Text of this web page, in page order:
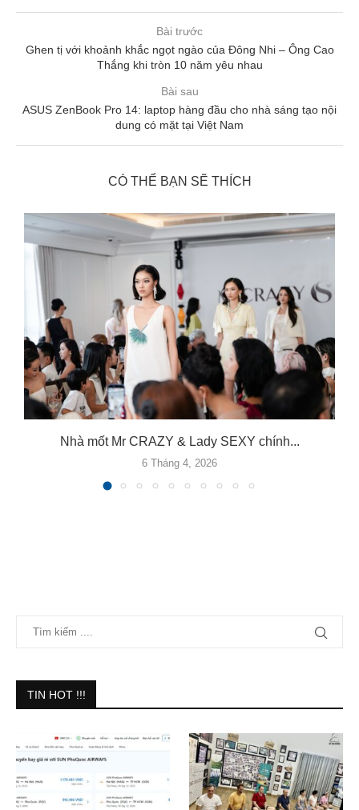
Bài trước
Ghen tị với khoảnh khắc ngọt ngào của Đông Nhi – Ông Cao
Thắng khi tròn 10 năm yêu nhau
Bài sau
ASUS ZenBook Pro 14: laptop hàng đầu cho nhà sáng tạo nội
dung có mặt tại Việt Nam
CÓ THỂ BẠN SẼ THÍCH
Nhà mốt Mr CRAZY & Lady SEXY chính...
6 Tháng 4, 2026
TIN HOT !!!